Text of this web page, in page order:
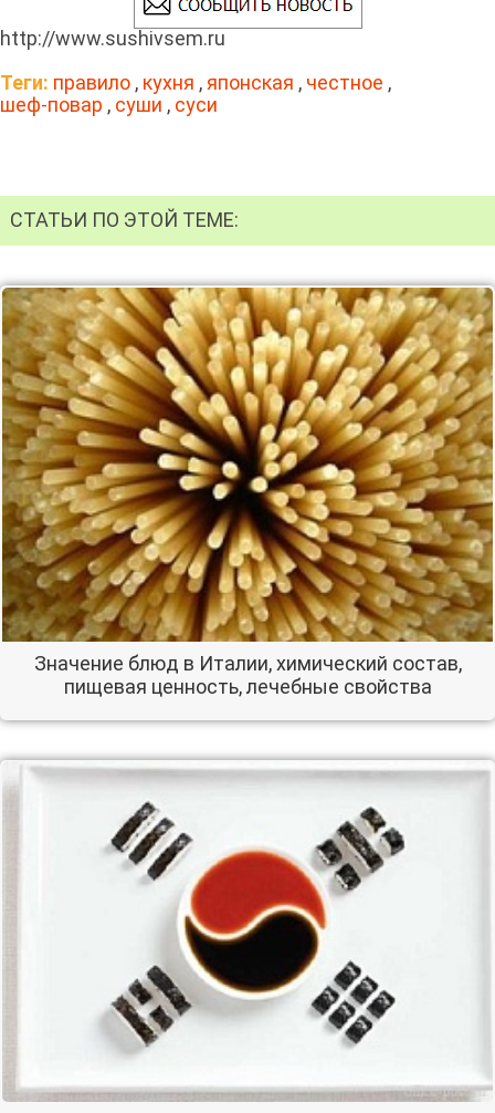
http://www.sushivsem.ru
Теги: правило , кухня , японская , честное ,
шеф-повар , суши , суси
СТАТЬИ ПО ЭТОЙ ТЕМЕ:
Значение блюд в Италии, химический состав,
пищевая ценность, лечебные свойства